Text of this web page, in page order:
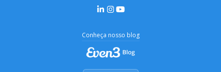
Conheça nosso blog